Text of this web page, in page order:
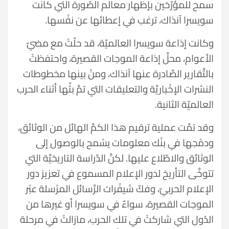
سمح للمؤرّخين بإظهار معالم الصّورة التي كانت
سويسرا آنذاك، ترغب في إعطائها عن نفْسها.
وكانت إذاعة سويسرا العالميّة، قد حلّتْ مع مضيّ
الأعوام، محلَّ إذاعة الموجات القصيرة، واحتفظتْ
بالتَّقارير الصَّادرة عنها آنذاك، ومنْ بينها مخطوطات
النشرات الإخْباريَّة والتعليقات التي تمَّ بثّها أثناء الحرب
العالميّة الثانية.
وقد تمَّت عملية ترقيم هذا الكمَّ الهائل من الوثائق،
ودمْجها في بنْك معلومات يسْمح بالوصول إلى
الوثائق والاطّلاع عليها. لكنَّ الدّراسة التاريخيَّة التي
تتوخَّى التأريخ لدور الإعلام المسموع في تعزيز دور
الإعلام الحربيّ، وفكّ شيفْرات الرَّسائل المرْسلة عبْر
الموجات القصيرة، سواءٌ في سويسرا أو غيرها من
الدُول التي شاركتْ في تلك الحرب، مازالتْ في مرحلة